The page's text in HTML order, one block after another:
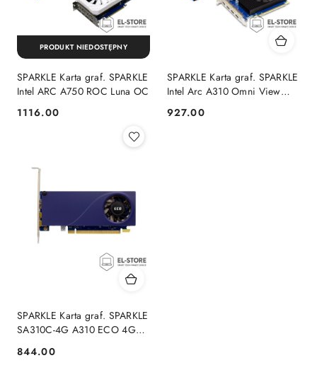
SPARKLE Karta graf. SPARKLE
Intel ARC A750 ROC Luna OC
Cena:
1116.00
PRODUKT NIEDOSTĘPNY
SPARKLE Karta graf. SPARKLE
Intel Arc A310 Omni View
Cena:
927.00
SPARKLE Karta graf. SPARKLE
SA310C-4G A310 ECO 4GB
Cena:
844.00